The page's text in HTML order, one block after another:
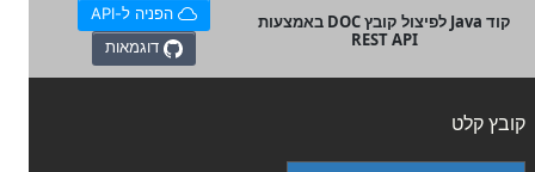
קוד Java לפיצול קובץ DOC באמצעות
REST API
הפניה ל-API
דוגמאות
קובץ קלט